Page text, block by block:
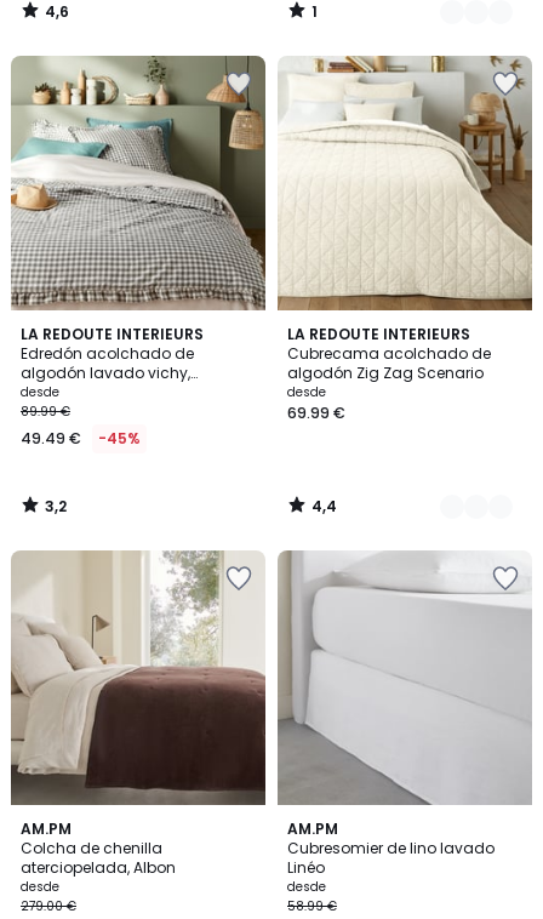
4,6
/
1
/
LA REDOUTE INTERIEURS
Edredón acolchado de
algodón lavado vichy,
Georgette
desde
89.99 €
49.49 € -45%
3,2
/ 5
3,2
/
LA REDOUTE INTERIEURS
Cubrecama acolchado de
algodón Zig Zag Scenario
desde
69.99 €
4,4
/ 5
2
Colores
4,4
/
AM.PM
Colcha de chenilla
aterciopelada, Albon
desde
279.00 €
4
/
5
4
Colores
AM.PM
Cubresomier de lino lavado
Linéo
desde
58.99 €
4
/
5
3
Colores